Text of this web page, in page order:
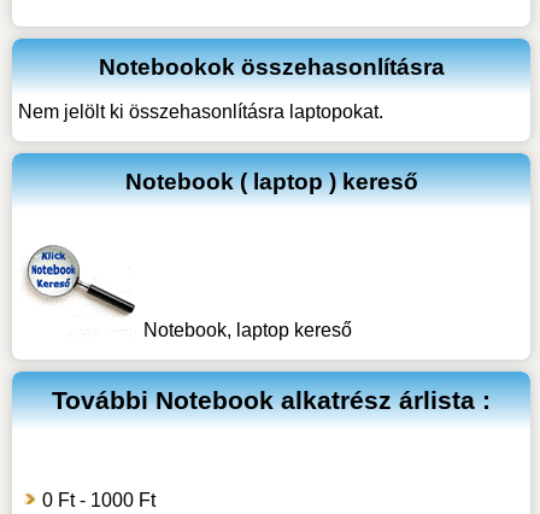
Notebookok összehasonlításra
Nem jelölt ki összehasonlításra laptopokat.
Notebook ( laptop ) kereső
Notebook, laptop kereső
TovábbiNotebook alkatrészárlista :
0 Ft - 1000 Ft